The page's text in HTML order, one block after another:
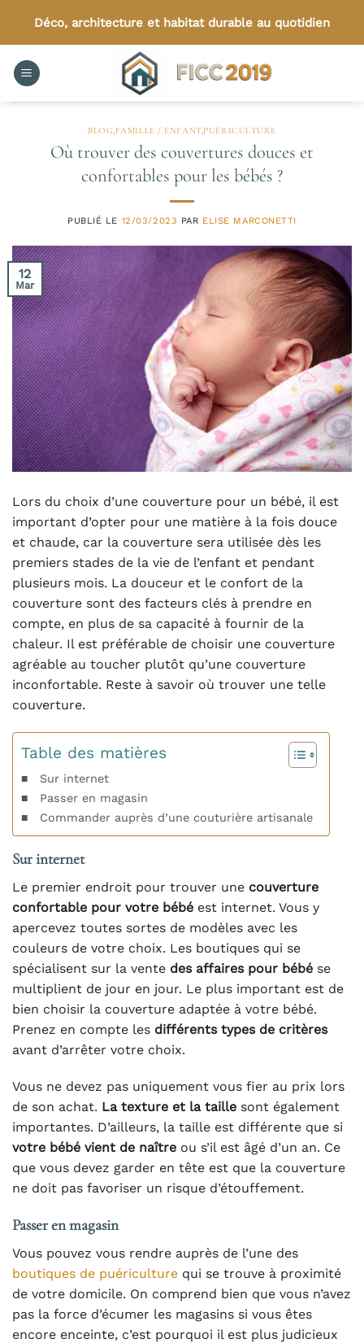
contenu
Déco, architecture et habitat durable au quotidien
BLOG,FAMILLE / ENFANT,PUÉRICULTURE
Où trouver des couvertures douces et
confortables pour les bébés ?
PUBLIÉ LE 12/03/2023 PAR ELISE MARCONETTI
12
Mar
Lors du choix d’une couverture pour un bébé, il est
important d’opter pour une matière à la fois douce
et chaude, car la couverture sera utilisée dès les
premiers stades de la vie de l’enfant et pendant
plusieurs mois. La douceur et le confort de la
couverture sont des facteurs clés à prendre en
compte, en plus de sa capacité à fournir de la
chaleur. Il est préférable de choisir une couverture
agréable au toucher plutôt qu’une couverture
inconfortable. Reste à savoir où trouver une telle
couverture.
Table des matières
Sur internet
Passer en magasin
Commander auprès d’une couturière artisanale
Sur internet
Le premier endroit pour trouver une couverture
confortable pour votre bébé est internet. Vous y
apercevez toutes sortes de modèles avec les
couleurs de votre choix. Les boutiques qui se
spécialisent sur la vente des affaires pour bébé se
multiplient de jour en jour. Le plus important est de
bien choisir la couverture adaptée à votre bébé.
Prenez en compte les différents types de critères
avant d’arrêter votre choix.
Vous ne devez pas uniquement vous fier au prix lors
de son achat. La texture et la taille sont également
importantes. D’ailleurs, la taille est différente que si
votre bébé vient de naître ou s’il est âgé d’un an. Ce
que vous devez garder en tête est que la couverture
ne doit pas favoriser un risque d’étouffement.
Passer en magasin
Vous pouvez vous rendre auprès de l’une des
boutiques de puériculture qui se trouve à proximité
de votre domicile. On comprend bien que vous n’avez
pas la force d’écumer les magasins si vous êtes
encore enceinte, c’est pourquoi il est plus judicieux